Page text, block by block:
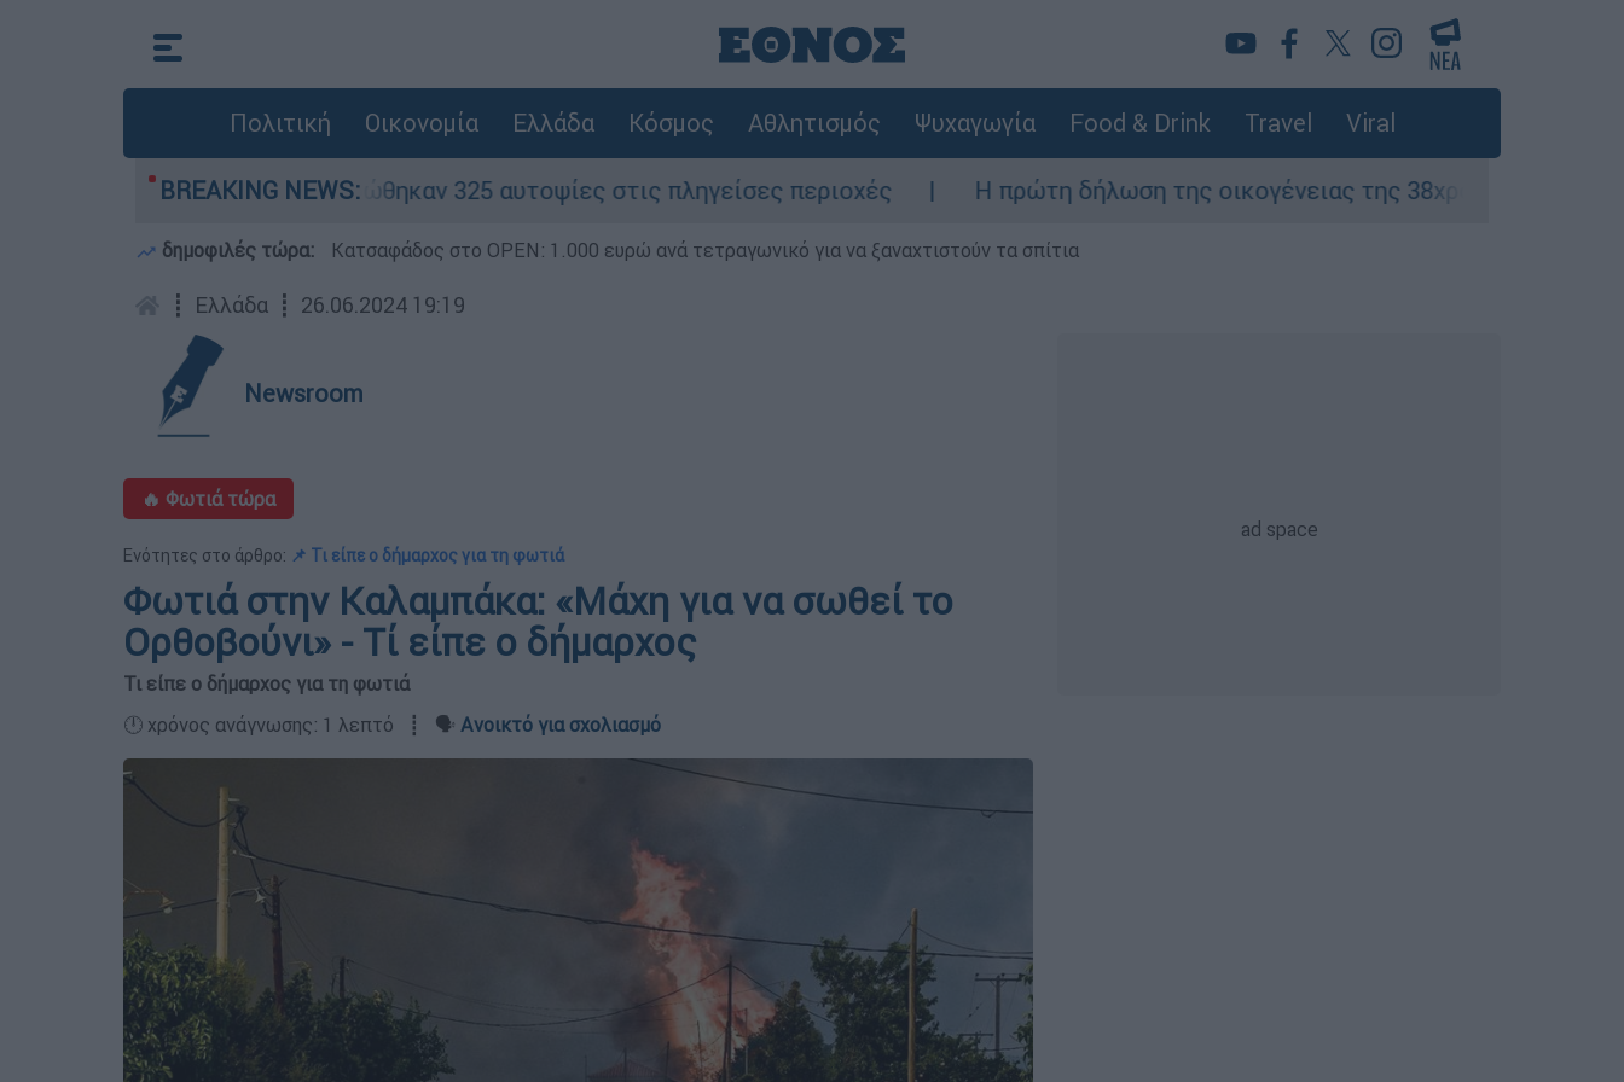
Πολιτική Οικονομία Ελλάδα Κόσμος Αθλητισμός Ψυχαγωγία Food & Drink Travel Viral
BREAKING NEWS:
- Ολοκληρώθηκαν 325 αυτοψίες στις πληγείσες περιοχές Η πρώτη δήλωση της οικογένειας της 38χρονης Βρετανίδας που
δημοφιλές τώρα: Κατσαφάδος στο OPEN: 1.000 ευρώ ανά τετραγωνικό για να ξαναχτιστούν τα σπίτια
┋ Ελλάδα ┋ 26.06.2024 19:19
Newsroom
🔥 Φωτιά τώρα
Ενότητες στο άρθρο: 📌 Τι είπε ο δήμαρχος για τη φωτιά
Φωτιά στην Καλαμπάκα: «Μάχη για να σωθεί το
Ορθοβούνι» - Τί είπε ο δήμαρχος
Τι είπε ο δήμαρχος για τη φωτιά
🕛 χρόνος ανάγνωσης: 1 λεπτό ┋ 🗣️ Ανοικτό για σχολιασμό